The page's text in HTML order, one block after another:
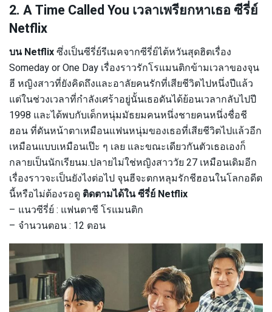
2. A Time Called You เวลาเพรียกหาเธอ ซีรี่ย์
Netflix
บน Netflixซึ่งเป็นซีรี่ย์รีเมคจากซีรี่ย์ไต้หวันสุดฮิตเรื่อง
Someday or One Day เรื่องราวรักโรแมนติกข้ามเวลาของจุน
ฮี หญิงสาวที่ยังคิดถึงและอาลัยคนรักที่เสียชีวิตไปหนึ่งปีแล้ว
แต่ในช่วงเวลาที่กำลังเศร้าอยู่นั้นเธอดันได้ย้อนเวลากลับไปปี
1998 และได้พบกับเด็กหนุ่มมัธยมคนหนึ่งชายคนหนึ่งชื่อชี
ฮอน ที่ดันหน้าตาเหมือนแฟนหนุ่มของเธอที่เสียชีวิตไปแล้วอีก
เหมือนแบบเหมือนเป๊ะ ๆ เลย และขณะเดียวกันตัวเธอเองก็
กลายเป็นนักเรียนม.ปลายไม่ใช่หญิงสาววัย 27 เหมือนเดิมอีก
เรื่องราวจะเป็นยังไงต่อไป จุนฮีจะตกหลุมรักชีฮอนในโลกอดีต
นี้หรือไม่ต้องรอดู ติดตามได้ใน ซีรี่ย์ Netflix
– แนวซีรี่ย์ : แฟนตาซี โรแมนติก
– จำนวนตอน : 12 ตอน